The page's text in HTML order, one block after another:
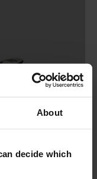
About
decide which